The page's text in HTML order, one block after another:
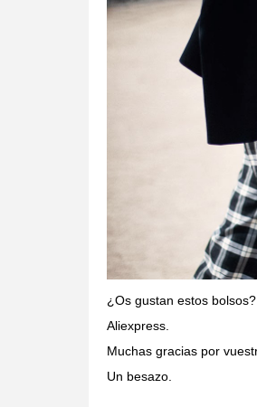
¿Os gustan estos
Aliexpress.
Muchas gracias por
Un besazo.